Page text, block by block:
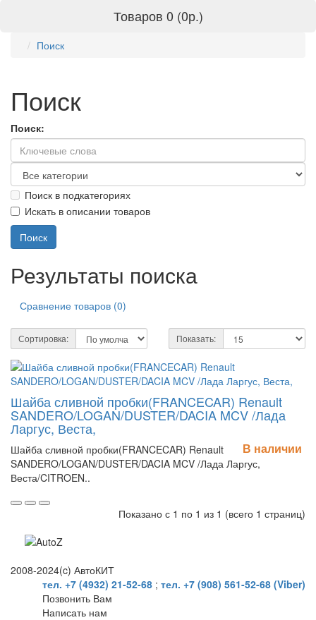
Товаров 0 (0р.)
Поиск
Поиск
Поиск:
Поиск в подкатегориях
Искать в описании товаров
Результаты поиска
Сравнение товаров (0)
Сортировка: Показать:
Шайба сливной пробки(FRANCECAR) Renault
SANDERO/LOGAN/DUSTER/DACIA MCV /Лада
Ларгус, Веста,
Шайба сливной пробки(FRANCECAR) Renault
SANDERO/LOGAN/DUSTER/DACIA MCV /Лада Ларгус,
Веста/CITROEN..
В наличии
Показано с 1 по 1 из 1 (всего 1 страниц)
2008-2024(c) АвтоКИТ
тел. +7 (4932) 21-52-68 ; тел. +7 (908) 561-52-68 (Viber)
Позвонить Вам
Написать нам